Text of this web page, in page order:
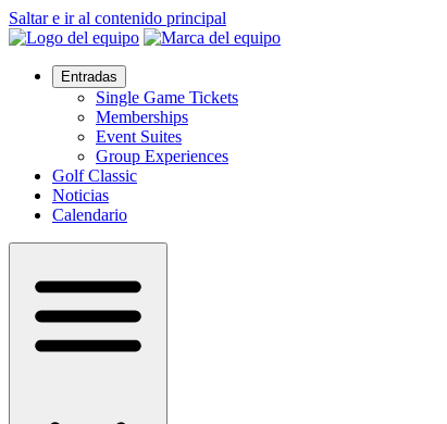
Saltar e ir al contenido principal
Entradas
Single Game Tickets
Memberships
Event Suites
Group Experiences
Golf Classic
Noticias
Calendario